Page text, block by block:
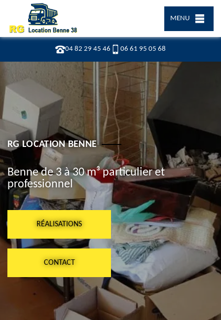
04 82 29 45 46 06 61 95 05 68
MENU
RG LOCATION BENNE
Benne de 3 à 30 m³ particulier et
professionnel
RÉALISATIONS
CONTACT